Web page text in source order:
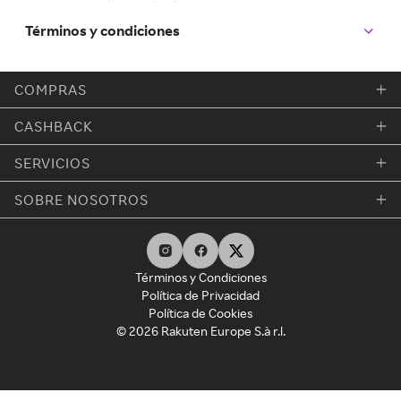
Términos y condiciones
COMPRAS
CASHBACK
SERVICIOS
SOBRE NOSOTROS
Términos y Condiciones
Política de Privacidad
Política de Cookies
© 2026 Rakuten Europe S.à r.l.